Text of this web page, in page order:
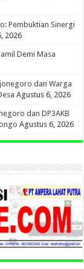
Pembuktian Sinergi
2026
Demi Masa
dan Warga
Agustus 6, 2026
dan DP3AKB
Agustus 6, 2026